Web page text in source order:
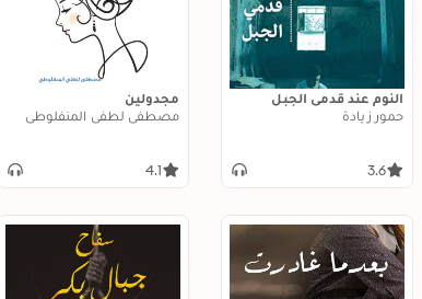
النوم عند قدمي الجبل
حمور زيادة
3.6
مجدولين
مصطفى لطفي المنفلوطي
4.1